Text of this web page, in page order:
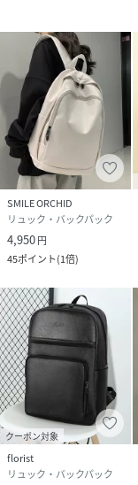
SMILE ORCHID
リュック・バックパック
4,950円
45ポイント(1倍)
クーポン対象
florist
リュック・バックパック